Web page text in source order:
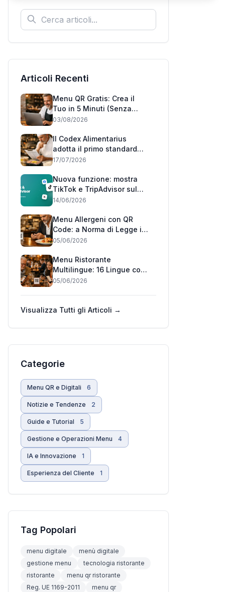
Articoli Recenti
Menu QR Gratis: Crea il
Tuo in 5 Minuti (Senza
Carta di Credito)
03/08/2026
Il Codex Alimentarius
adotta il primo standard
mondiale 'può contenere':
ristoranti italiani
17/07/2026
Nuova funzione: mostra
TikTok e TripAdvisor sul
tuo menu 📲
14/06/2026
Menu Allergeni con QR
Code: a Norma di Legge in
Pochi Minuti (2026)
05/06/2026
Menu Ristorante
Multilingue: 16 Lingue con
un QR Code (2026)
05/06/2026
Visualizza Tutti gli Articoli →
Categorie
Menu QR e Digitali 6
Notizie e Tendenze 2
Guide e Tutorial 5
Gestione e Operazioni Menu 4
IA e Innovazione 1
Esperienza del Cliente 1
Tag Popolari
menu digitale
menù digitale
gestione menu
tecnologia ristorante
ristorante
menu qr ristorante
Reg. UE 1169-2011
menu qr